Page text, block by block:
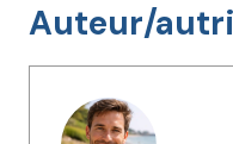
Auteur/